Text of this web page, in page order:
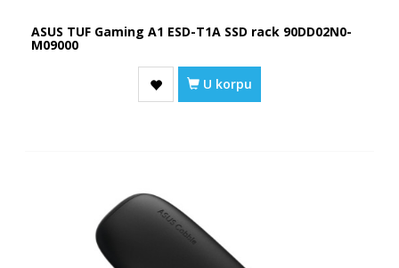
ASUS TUF Gaming A1 ESD-T1A SSD rack 90DD02N0-
M09000
U korpu